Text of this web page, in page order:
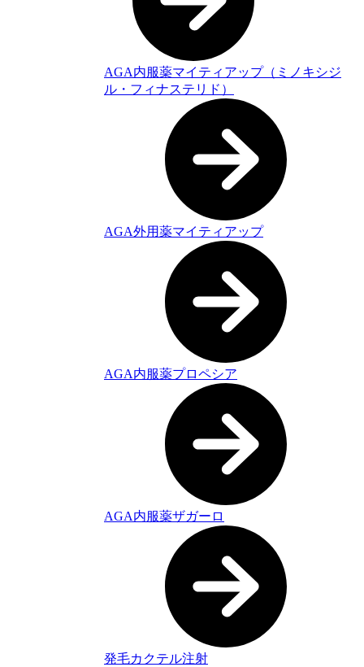
AGA内服薬マイティアップ（ミノキシジ
ル・フィナステリド）
AGA外用薬マイティアップ
AGA内服薬プロペシア
AGA内服薬ザガーロ
発毛カクテル注射